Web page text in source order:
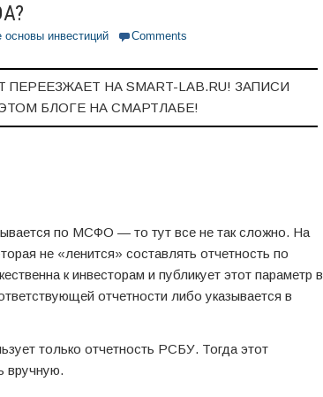
инвестиций Comments
НА SMART-LAB.RU! ЗАПИСИ
БЛОГЕ НА СМАРТЛАБЕ!
по МСФО — то тут все не так сложно. На
не «ленится» составлять отчетность по
к инвесторам и публикует этот параметр в
отчетности либо указывается в
только отчетность РСБУ. Тогда этот
вручную.